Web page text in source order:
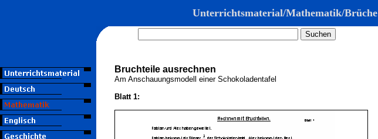
Unterrichtsmaterial/Mathematik/Brüche
Bruchteile ausrechnen
Am Anschauungsmodell einer Schokoladentafel
Blatt 1: